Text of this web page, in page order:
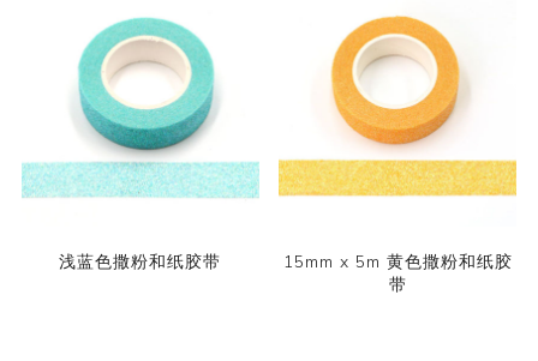
浅蓝色撒粉和纸胶带
15mm x 5m 黄色撒粉和纸胶
带